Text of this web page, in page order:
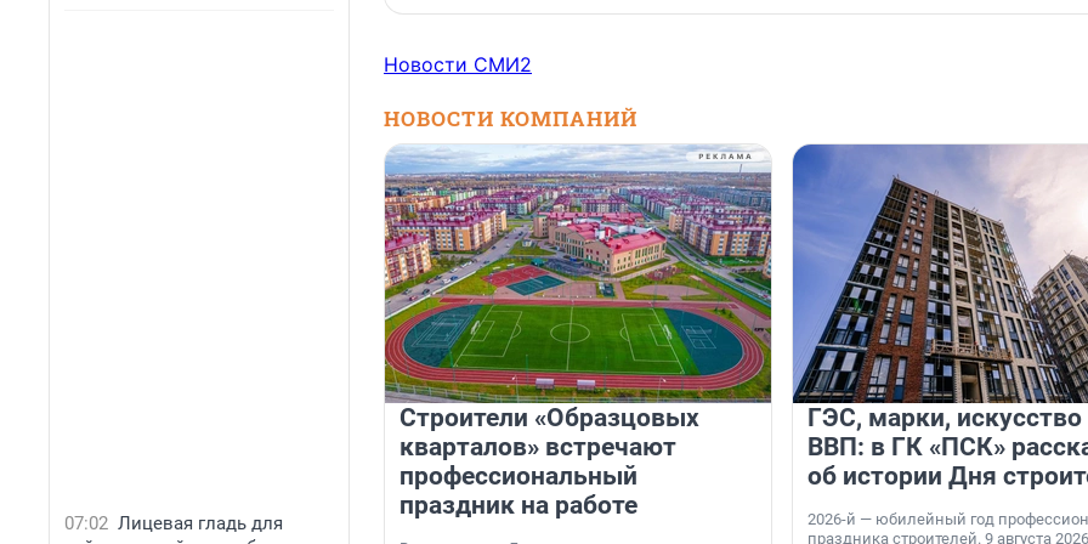
07:02 Лицевая гладь для
Новости СМИ2
НОВОСТИ КОМПАНИЙ
Строители «Образцовых
кварталов» встречают
профессиональный
праздник на работе
ГЭС, марки, искусство
ВВП: в ГК «ПСК»
об истории Дня
2026-й — юбилейный год
праздника строителей. 9 августа